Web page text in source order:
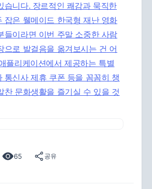
습니다. 장르적인 쾌감과 묵직한
잡은 웰메이드 한국형 재난 영화
들이라면 이번 주말 소중한 사람
으로 발걸음을 옮겨보시는 건 어
플리케이션에서 제공하는 특별
통신사 제휴 쿠폰 등을 꼼꼼히 챙
찬 문화생활을 즐기실 수 있을 것
65 공유